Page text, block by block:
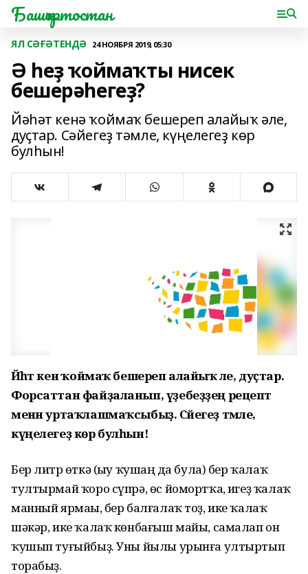
Башҡортостан
ЯЛ СӘҒӘТЕНДӘ 24 НОЯБРЯ 2019, 05:30
Ә һеҙ ҡоймаҡты нисек
бешерәһегеҙ?
Йәһәт кенә ҡоймаҡ бешереп алайыҡ әле,
дуҫтар. Сәйегеҙ тәмле, күңелегеҙ көр
булһын!
Йәһәт кенә ҡоймаҡ бешереп алайыҡ әле, дуҫтар.
Форсаттан файҙаланып, үҙебеҙҙең рецепт
менән уртаҡлашмаҡсыбыҙ. Сәйегеҙ тәмле,
күңелегеҙ көр булһын!
Бер литр һөткә (һыу ҡушһаң да була) бер ҡалаҡ
тултырмай ҡоро сүпрә, өс йомортҡа, һигеҙ ҡалаҡ
манный ярмаһы, бер балғалаҡ тоҙ, ике ҡалаҡ
шәкәр, ике ҡалаҡ көнбағыш майы, самалап он
ҡушып туғыйбыҙ. Уны йылы урынға ултыртып
торабыҙ.